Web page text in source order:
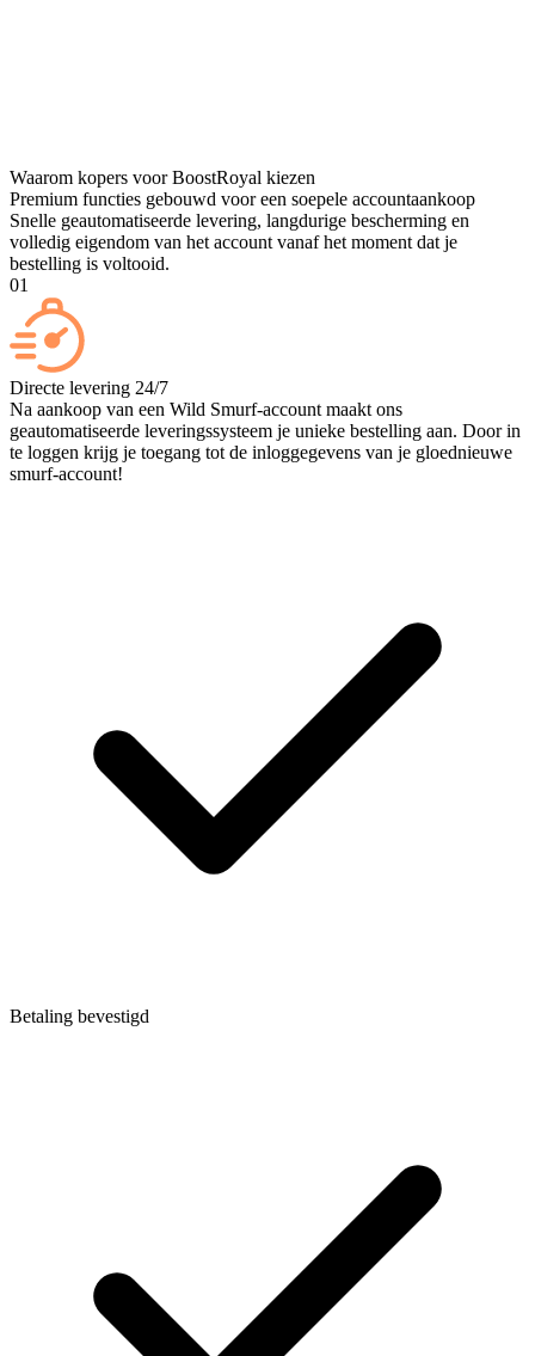
Waarom kopers voor BoostRoyal kiezen
Premium functies gebouwd voor een soepele accountaankoop
Snelle geautomatiseerde levering, langdurige bescherming en
volledig eigendom van het account vanaf het moment dat je
bestelling is voltooid.
01
Directe levering 24/7
Na aankoop van een Wild Smurf-account maakt ons
geautomatiseerde leveringssysteem je unieke bestelling aan. Door in
te loggen krijg je toegang tot de inloggegevens van je gloednieuwe
smurf-account!
Betaling bevestigd